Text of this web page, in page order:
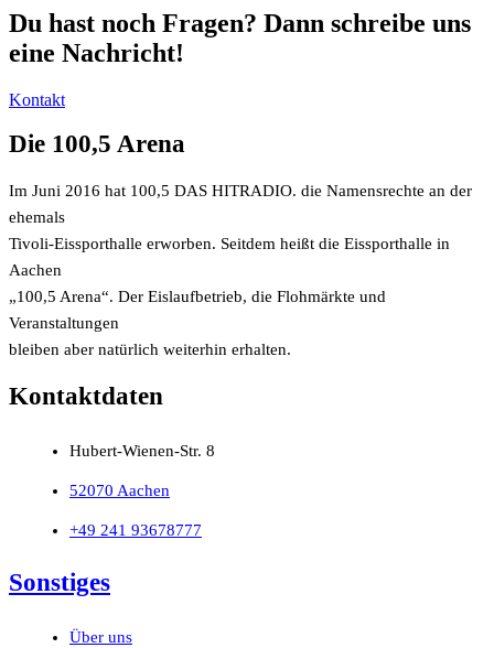
Du hast noch Fragen? Dann schreibe uns
eine Nachricht!
Kontakt
Die 100,5 Arena
Im Juni 2016 hat 100,5 DAS HITRADIO. die Namensrechte an der
ehemals
Tivoli-Eissporthalle erworben. Seitdem heißt die Eissporthalle in
Aachen
„100,5 Arena“. Der Eislaufbetrieb, die Flohmärkte und
Veranstaltungen
bleiben aber natürlich weiterhin erhalten.
Kontaktdaten
Hubert-Wienen-Str. 8
52070 Aachen
+49 241 93678777
Sonstiges
Über uns